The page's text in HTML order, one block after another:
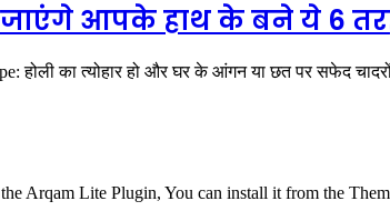
जाएंगे आपके हाथ के बने ये 6
होली का त्योहार हो और घर के आंगन या छत पर सफेद
Arqam Lite Plugin, You can install it from the